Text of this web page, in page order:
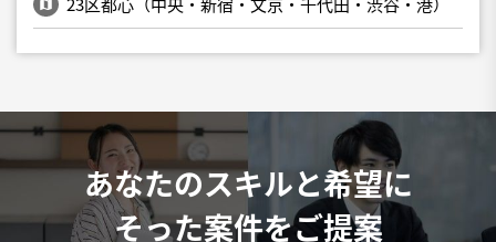
あなたのスキルと希望に
そった案件をご提案